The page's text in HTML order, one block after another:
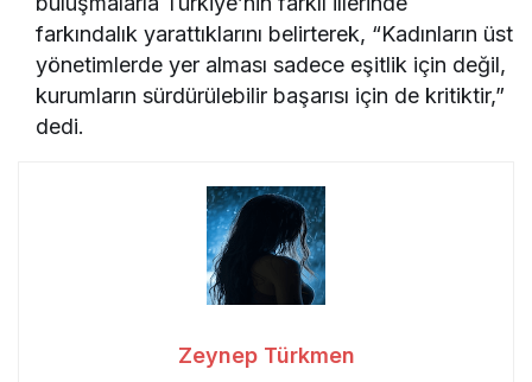
farkındalık yarattıklarını belirterek, “Kadınların üst
yönetimlerde yer alması sadece eşitlik için değil,
kurumların sürdürülebilir başarısı için de kritiktir,”
dedi.
Zeynep Türkmen